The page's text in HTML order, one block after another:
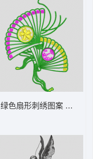
绿色扇形刺绣图案 扇子